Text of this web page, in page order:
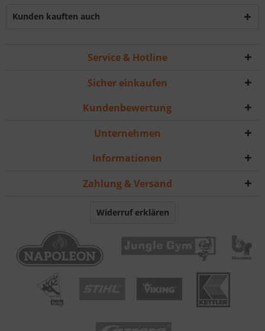
Kunden kauften auch
Service & Hotline
Sicher einkaufen
Kundenbewertung
Unternehmen
Informationen
Zahlung & Versand
Widerruf erklären